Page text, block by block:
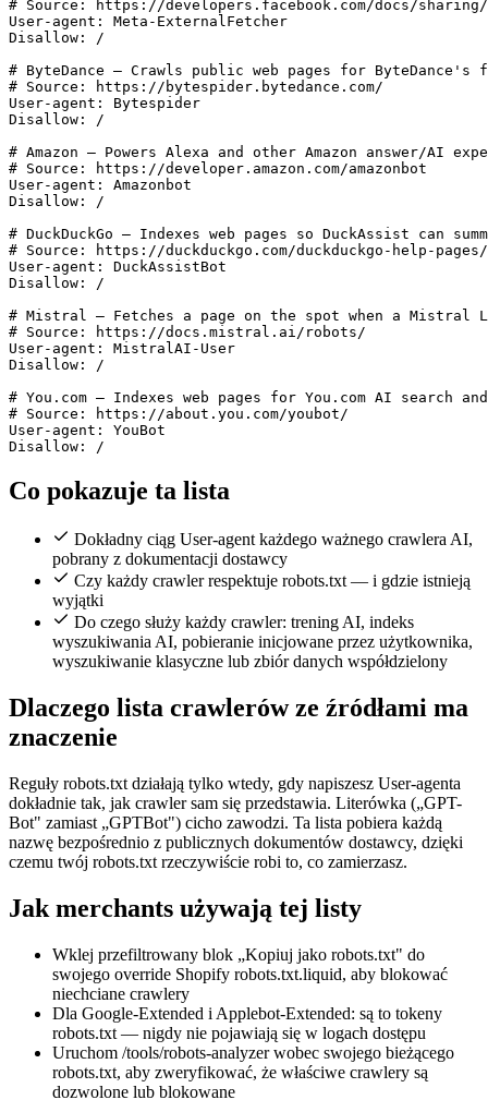
# Source: https://developers.facebook.com/docs/sharing/
User-agent: Meta-ExternalFetcher
Disallow: /
# ByteDance — Crawls public web pages for
# Source: https://bytespider.bytedance.com/
User-agent: Bytespider
Disallow: /
# Amazon — Powers Alexa and other Amazon answer/AI
# Source: https://developer.amazon.com/amazonbot
User-agent: Amazonbot
Disallow: /
# DuckDuckGo — Indexes web pages so DuckAssist can
# Source: https://duckduckgo.com/duckduckgo-help-
User-agent: DuckAssistBot
Disallow: /
# Mistral — Fetches a page on the spot when a Mistral
# Source: https://docs.mistral.ai/robots/
User-agent: MistralAI-User
Disallow: /
# You.com — Indexes web pages for You.com AI search
# Source: https://about.you.com/youbot/
User-agent: YouBot
Co pokazuje ta lista
Dokładny ciąg User-agent każdego ważnego crawlera AI,
pobrany z dokumentacji dostawcy
Czy każdy crawler respektuje robots.txt — i gdzie istnieją
wyjątki
Do czego służy każdy crawler: trening AI, indeks
wyszukiwania AI, pobieranie inicjowane przez użytkownika,
wyszukiwanie klasyczne lub zbiór danych współdzielony
Dlaczego lista crawlerów ze źródłami ma
znaczenie
Reguły robots.txt działają tylko wtedy, gdy napiszesz User-agenta
dokładnie tak, jak crawler sam się przedstawia. Literówka („GPT-
Bot" zamiast „GPTBot") cicho zawodzi. Ta lista pobiera każdą
nazwę bezpośrednio z publicznych dokumentów dostawcy, dzięki
czemu twój robots.txt rzeczywiście robi to, co zamierzasz.
Jak merchants używają tej listy
Wklej przefiltrowany blok „Kopiuj jako robots.txt" do
swojego override Shopify robots.txt.liquid, aby blokować
niechciane crawlery
Dla Google-Extended i Applebot-Extended: są to tokeny
robots.txt — nigdy nie pojawiają się w logach dostępu
Uruchom /tools/robots-analyzer wobec swojego bieżącego
robots.txt, aby zweryfikować, że właściwe crawlery są
dozwolone lub blokowane